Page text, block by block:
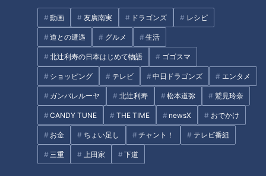
動画 友廣南実 ドラゴンズ レシピ
道との遭遇 グルメ 生活
北辻利寿の日本はじめて物語 ゴゴスマ
ショッピング テレビ 中日ドラゴンズ エンタメ
ガンバレルーヤ 北辻利寿 松本道弥 鷲見玲奈
CANDY TUNE THE TIME newsX おでかけ
お金 ちょい足し チャント！ テレビ番組
三重 上田家 下道
ドキュメンタリー 動画 ドキュメンタリー
【前例のない手術】難病・
道化師様魚鱗癬と闘う大学
生に聞く、手術の理由とそ
の後…配信型ドキュメンタリ
ー「ピエロと呼ばれた息
ドキュメンタリー
2023/12/06 19:00
【皮膚の難病と闘う親子】
外出の目的は…“サトシ”に会
いたい…配信型ドキュメンタ
リー「ピエロと呼ばれた息
ドキュメンタリー